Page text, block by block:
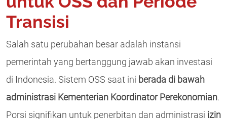
Transisi
Salah satu perubahan besar adalah instansi
pemerintah yang bertanggung jawab akan investasi
di Indonesia. Sistem OSS saat ini berada di bawah
administrasi Kementerian Koordinator Perekonomian.
Porsi signifikan untuk penerbitan dan administrasi izin